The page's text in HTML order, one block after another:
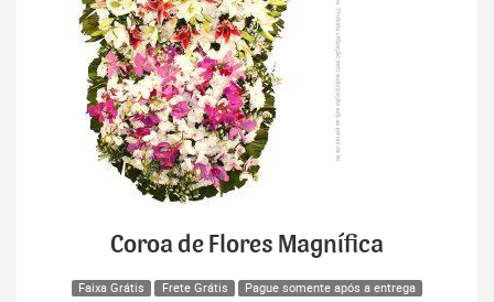
Coroa de Flores Magnífica
Faixa Grátis Frete Grátis Pague somente após a entrega